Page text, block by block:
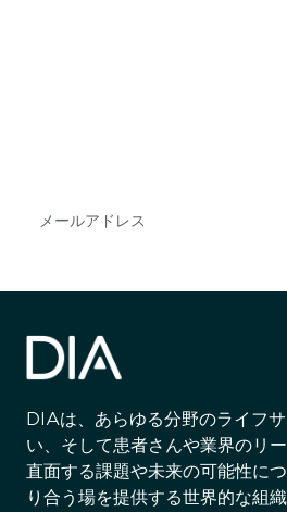
DIAは、あらゆる分野のライフ
い、そして患者さんや業界のリ
直面する課題や未来の可能性に
り合う場を提供する世界的な組織